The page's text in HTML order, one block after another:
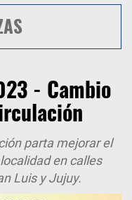
- Cambio
parta mejorar el
en calles
Luis y Jujuy.